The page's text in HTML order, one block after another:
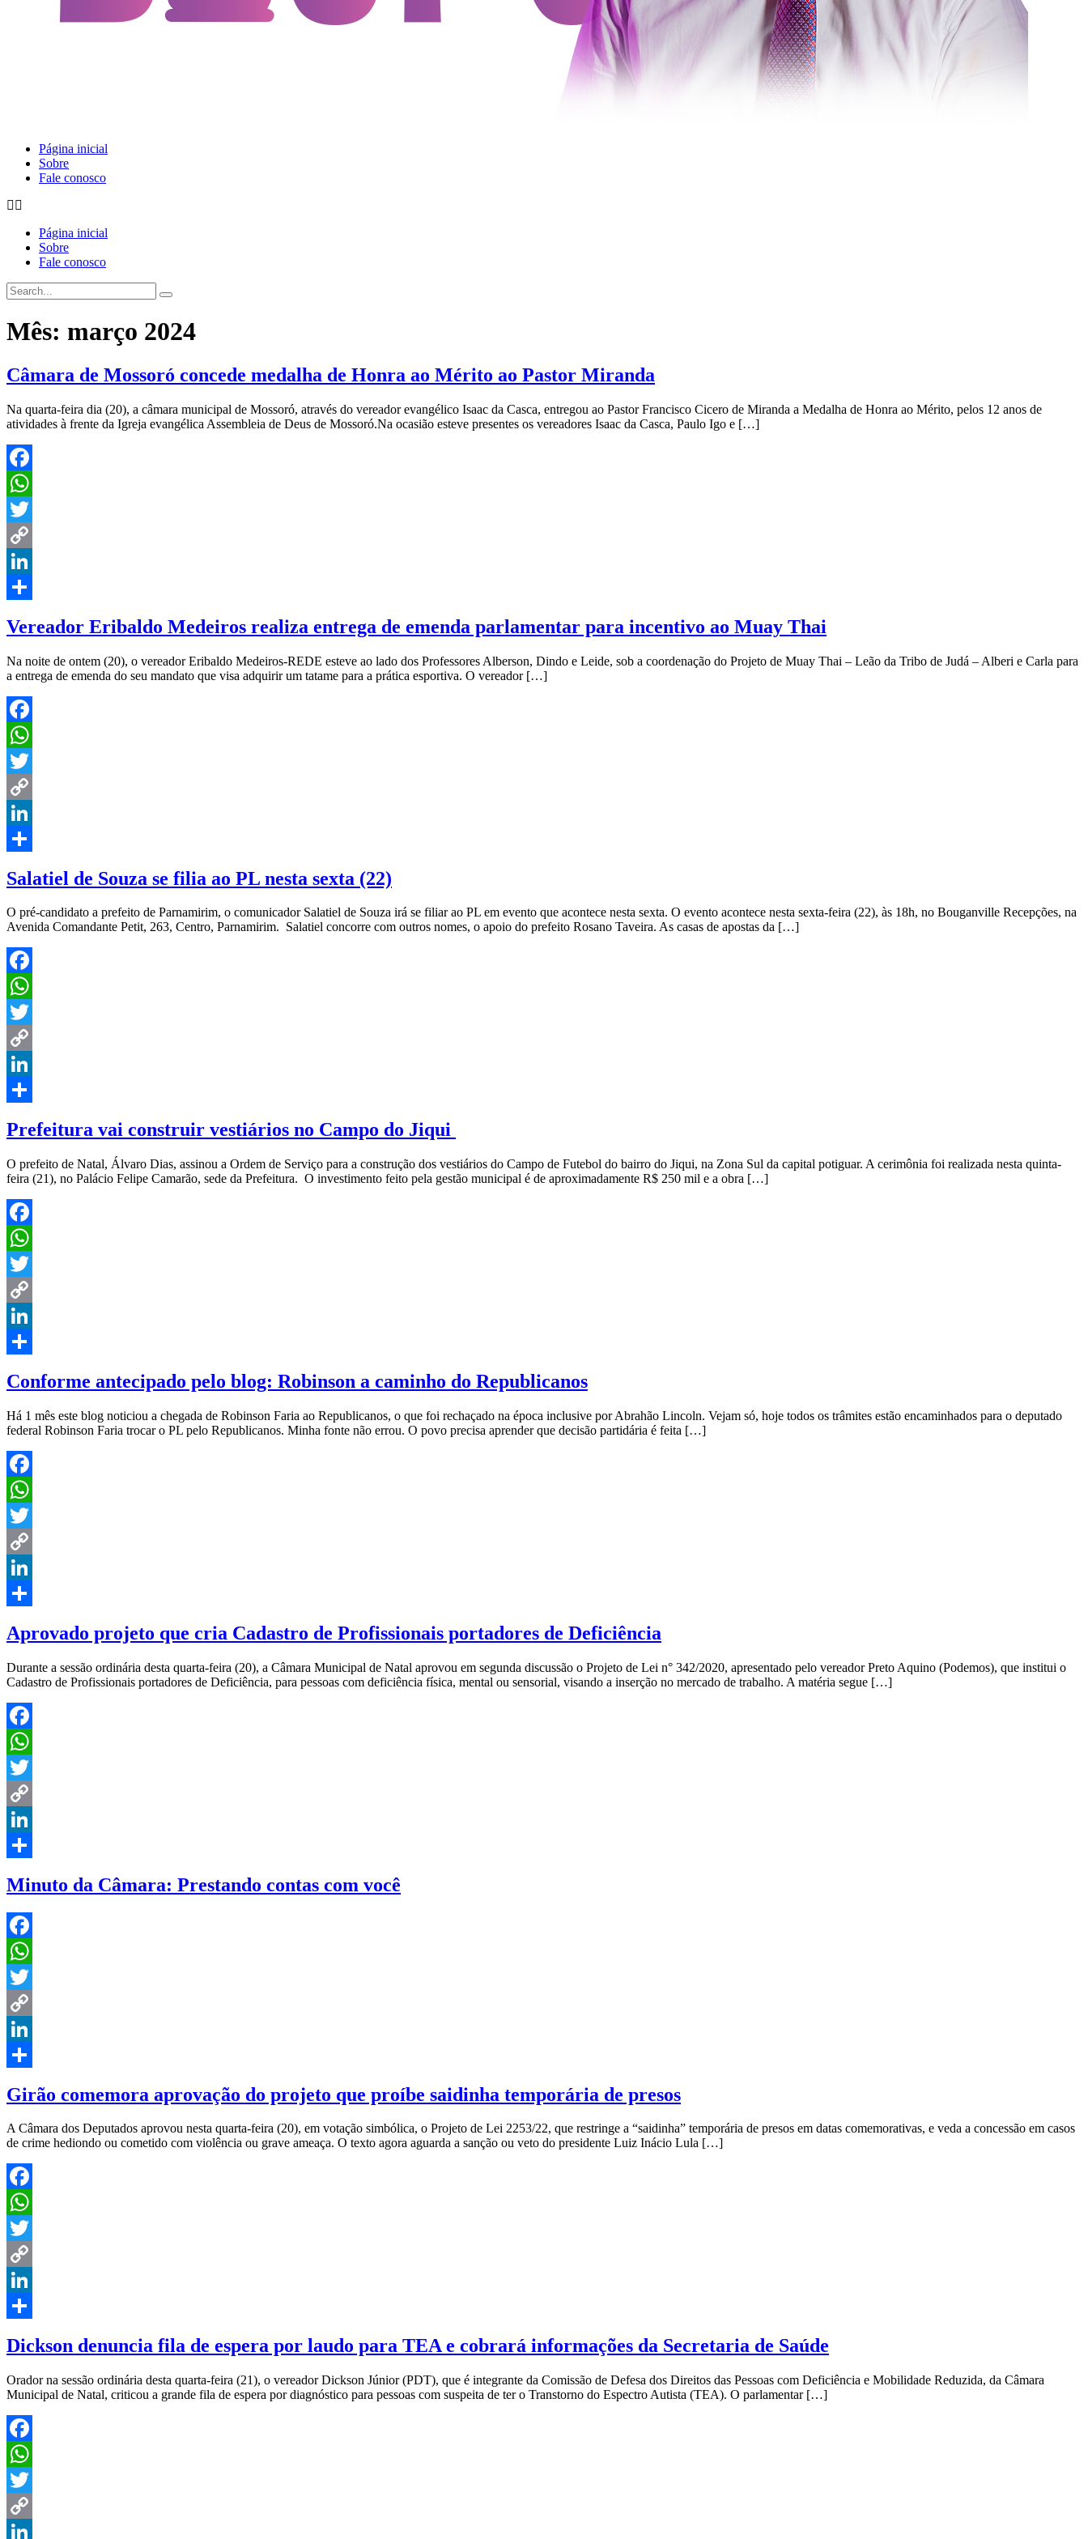
Página inicial
Sobre
Fale conosco
Página inicial
Sobre
Fale conosco
Mês: março 2024
Câmara de Mossoró concede medalha de Honra ao Mérito ao Pastor Miranda
Na quarta-feira dia (20), a câmara municipal de Mossoró, através do vereador evangélico Isaac da Casca, entregou ao Pastor Francisco Cicero de Miranda a Medalha de Honra ao Mérito, pelos 12 anos de
atividades à frente da Igreja evangélica Assembleia de Deus de Mossoró.Na ocasião esteve presentes os vereadores Isaac da Casca, Paulo Igo e […]
Facebook
WhatsApp
Twitter
Copy
Link
LinkedIn
Vereador Eribaldo Medeiros realiza entrega de emenda parlamentar para incentivo ao Muay Thai
Na noite de ontem (20), o vereador Eribaldo Medeiros-REDE esteve ao lado dos Professores Alberson, Dindo e Leide, sob a coordenação do Projeto de Muay Thai – Leão da Tribo de Judá – Alberi e Carla para
a entrega de emenda do seu mandato que visa adquirir um tatame para a prática esportiva. O vereador […]
Facebook
WhatsApp
Twitter
Copy
Link
LinkedIn
Salatiel de Souza se filia ao PL nesta sexta (22)
O pré-candidato a prefeito de Parnamirim, o comunicador Salatiel de Souza irá se filiar ao PL em evento que acontece nesta sexta. O evento acontece nesta sexta-feira (22), às 18h, no Bouganville Recepções, na
Avenida Comandante Petit, 263, Centro, Parnamirim. Salatiel concorre com outros nomes, o apoio do prefeito Rosano Taveira. As casas de apostas da […]
Facebook
WhatsApp
Twitter
Copy
Link
LinkedIn
Prefeitura vai construir vestiários no Campo do Jiqui
O prefeito de Natal, Álvaro Dias, assinou a Ordem de Serviço para a construção dos vestiários do Campo de Futebol do bairro do Jiqui, na Zona Sul da capital potiguar. A cerimônia foi realizada nesta quinta-
feira (21), no Palácio Felipe Camarão, sede da Prefeitura. O investimento feito pela gestão municipal é de aproximadamente R$ 250 mil e a obra […]
Facebook
WhatsApp
Twitter
Copy
Link
LinkedIn
Conforme antecipado pelo blog: Robinson a caminho do Republicanos
Há 1 mês este blog noticiou a chegada de Robinson Faria ao Republicanos, o que foi rechaçado na época inclusive por Abrahão Lincoln. Vejam só, hoje todos os trâmites estão encaminhados para o deputado
federal Robinson Faria trocar o PL pelo Republicanos. Minha fonte não errou. O povo precisa aprender que decisão partidária é feita […]
Facebook
WhatsApp
Twitter
Copy
Link
LinkedIn
Aprovado projeto que cria Cadastro de Profissionais portadores de Deficiência
Durante a sessão ordinária desta quarta-feira (20), a Câmara Municipal de Natal aprovou em segunda discussão o Projeto de Lei n° 342/2020, apresentado pelo vereador Preto Aquino (Podemos), que institui o
Cadastro de Profissionais portadores de Deficiência, para pessoas com deficiência física, mental ou sensorial, visando a inserção no mercado de trabalho. A matéria segue […]
Facebook
WhatsApp
Twitter
Copy
Link
LinkedIn
Minuto da Câmara: Prestando contas com você
Facebook
WhatsApp
Twitter
Copy
Link
LinkedIn
Girão comemora aprovação do projeto que proíbe saidinha temporária de presos
A Câmara dos Deputados aprovou nesta quarta-feira (20), em votação simbólica, o Projeto de Lei 2253/22, que restringe a “saidinha” temporária de presos em datas comemorativas, e veda a concessão em casos
de crime hediondo ou cometido com violência ou grave ameaça. O texto agora aguarda a sanção ou veto do presidente Luiz Inácio Lula […]
Facebook
WhatsApp
Twitter
Copy
Link
LinkedIn
Dickson denuncia fila de espera por laudo para TEA e cobrará informações da Secretaria de Saúde
Orador na sessão ordinária desta quarta-feira (21), o vereador Dickson Júnior (PDT), que é integrante da Comissão de Defesa dos Direitos das Pessoas com Deficiência e Mobilidade Reduzida, da Câmara
Municipal de Natal, criticou a grande fila de espera por diagnóstico para pessoas com suspeita de ter o Transtorno do Espectro Autista (TEA). O parlamentar […]
Facebook
WhatsApp
Twitter
Copy